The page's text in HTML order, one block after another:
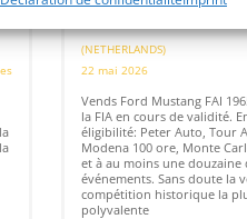
(NETHERLANDS)
22 mai 2026
Vends Ford Mustang FAI
la FIA en cours de validité.
éligibilité: Peter Auto, Tour
Modena 100 ore, Monte
et à au moins une douzaine
événements. Sans doute la
compétition historique la
polyvalente